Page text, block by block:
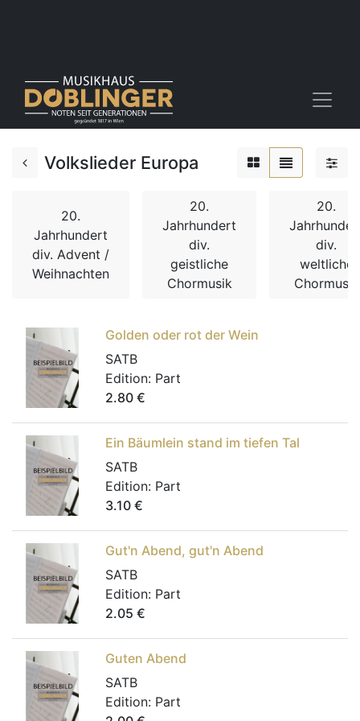
Volkslieder Europa
20.
Jahrhundert
div. Advent /
Weihnachten
20.
Jahrhundert
div.
geistliche
Chormusik
20.
div.
weltliche
Chormusik
Golden oder rot der Wein
SATB
Edition: Part
2.80 €
Ein Bäumlein stand im tiefen Tal
SATB
Edition: Part
3.10 €
Gut'n Abend, gut'n Abend
SATB
Edition: Part
2.05 €
Guten Abend
SATB
Edition: Part